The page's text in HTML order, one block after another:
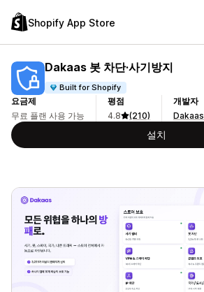
Shopify App Store
Dakaas 봇 차단·사기방지
Built for Shopify
요금제
무료 플랜 사용 가능
평점
4.8
(210)
개발자
Dakaas
설치